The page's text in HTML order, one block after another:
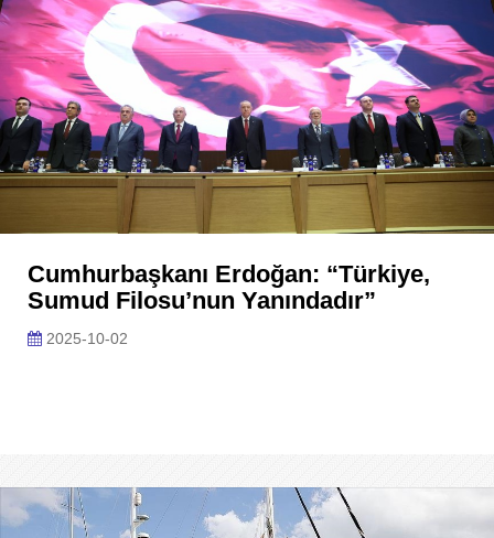
Cumhurbaşkanı Erdoğan: “Türkiye,
Sumud Filosu’nun Yanındadır”
2025-10-02